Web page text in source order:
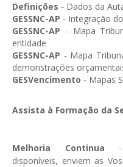
Definições - Dados da
GESSNC-AP - Integração
GESSNC-AP - Mapa
entidade
GESSNC-AP - Mapa
demonstrações
GESVencimento - Mapas
Assista à Formação da
Melhoria Continua -
disponíveis, enviem as